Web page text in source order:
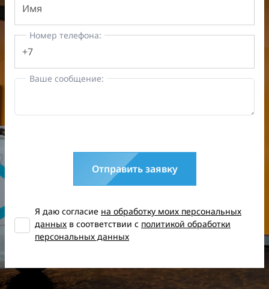
Номер телефона:
Ваше сообщение:
Отправить заявку
Я даю согласие на обработку моих персональных
данных в соответствии с политикой обработки
персональных данных